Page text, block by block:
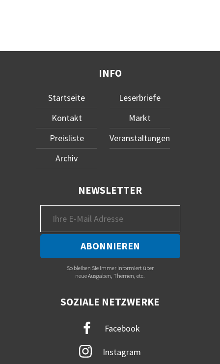
INFO
Startseite
Kontakt
Preisliste
Archiv
Leserbriefe
Markt
Veranstaltungen
NEWSLETTER
So bleiben Sie immer informiert über
neue Ausgaben, Themen, etc.
SOZIALE NETZWERKE
Facebook
Instagram